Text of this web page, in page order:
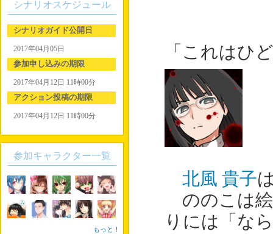
「これはひ
北風 貴子
ののこは絵
りには「な
シナリオスケジュール
シナリオガイド公開日
2017年04月05日
参加申し込みの期限
2017年04月12日 11時00分
アクション投稿の期限
2017年04月12日 11時00分
参加キャラクター一覧
もっと！